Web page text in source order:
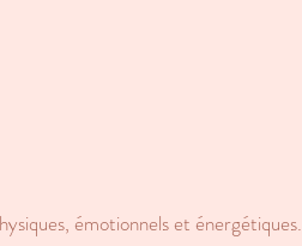
émotionnels et énergétiques.